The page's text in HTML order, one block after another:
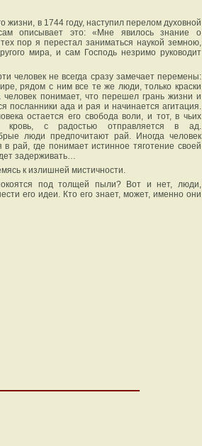
жизни, в 1744 году, наступил перелом духовной
описывает это: «Мне явилось знание о
пор я перестал заниматься наукой земною,
мира, и сам Господь незримо руководит
человек не всегда сразу замечает перемены:
рядом с ним все те же люди, только краски
человек понимает, что перешел грань жизни и
посланники ада и рая и начинается агитация.
остается его свобода воли, и тот, в чьих
кровь, с радостью отправляется в ад.
люди предпочитают рай. Иногда человек
рай, где понимает истинное тяготение своей
задерживать…
к излишней мистичности.
под толщей пыли? Вот и нет, люди,
его идеи. Кто его знает, может, именно они